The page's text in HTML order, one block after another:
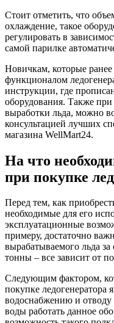
Стоит отметить, что
охлаждение, такое
регулировать в
самой парилке
Новичкам, которые ранее
функционалом
инструкции, где
оборудования. Также при
выработки льда, можно
консультацией лучших
магазина WellMart24.
На что
при покупке
Перед тем, как
необходимые для его
эксплуатационные
примеру, достаточно
вырабатываемого льда
тонны – все зависит от
Следующим фактором,
покупке ледогенератора
водоснабжению и отводу
воды работать данное